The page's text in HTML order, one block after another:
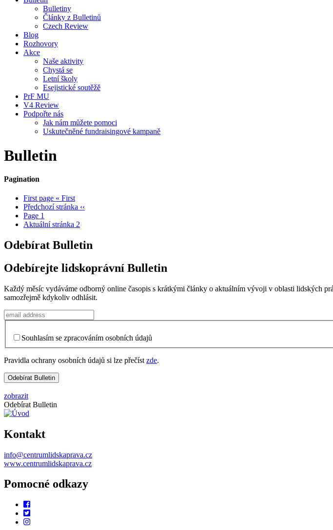
Bulletiny
Články z Bulletinů
Czech Review
Blog
Rozhovory
Akce
Naše aktivity
Chystá se
Letní školy
Esejistické soutěžě
PrF MU
V4 Review
Podpořte nás
Jak nám můžete pomoci
Uskutečněné fundraisingové kampaně
Bulletin
Pagination
First page « First
Předchozí stránka ‹‹
Page 1
Aktuální stránka 2
Odebírat Bulletin
Odebírejte lidskoprávní Bulletin
Každý měsíc vydáváme odborný online časopis s krátkými články o aktuálním vývoji v oblasti lidských
samozřejmě kdykoliv odhlásit.
Souhlasím se zpracováním osobních údajů
Pravidla ochrany osobních údajů si lze přečíst zde.
zobrazit
Odebírat Bulletin
Kontakt
info@centrumlidskaprava.cz
www.centrumlidskaprava.cz
Pomocné odkazy